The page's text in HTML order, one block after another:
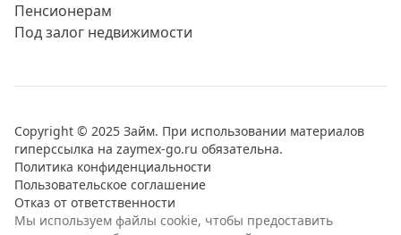
Пенсионерам
Под залог недвижимости
Copyright © 2025 Займ. При использовании материалов
гиперссылка на zaymex-go.ru обязательна.
Политика конфиденциальности
Пользовательское соглашение
Отказ от ответственности
Мы используем файлы cookie, чтобы предоставить